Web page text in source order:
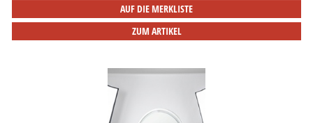
AUF DIE MERKLISTE
ZUM ARTIKEL